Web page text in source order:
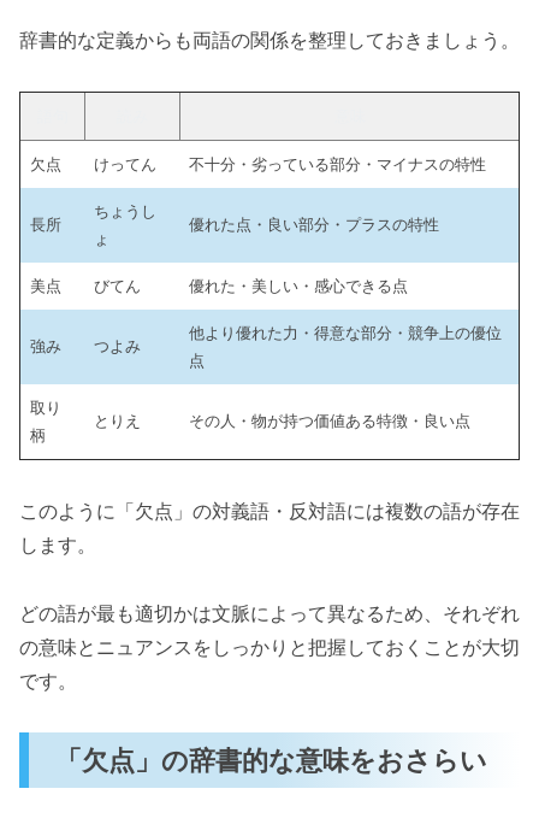
辞書的な定義からも両語の関係を整理しておきましょう。
欠点 けってん 不十分・劣っている部分・マイナスの特性
長所
ちょうし
ょ
優れた点・良い部分・プラスの特性
美点 びてん 優れた・美しい・感心できる点
強み つよみ
他より優れた力・得意な部分・競争上の優位
点
取り
柄
とりえ その人・物が持つ価値ある特徴・良い点
このように「欠点」の対義語・反対語には複数の語が存在
します。
どの語が最も適切かは文脈によって異なるため、それぞれ
の意味とニュアンスをしっかりと把握しておくことが大切
です。
「欠点」の辞書的な意味をおさらい